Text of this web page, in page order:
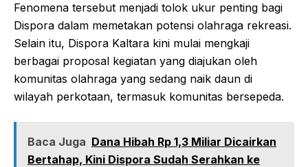
Fenomena tersebut menjadi tolok ukur penting bagi
Dispora dalam memetakan potensi olahraga rekreasi.
Selain itu, Dispora Kaltara kini mulai mengkaji
berbagai proposal kegiatan yang diajukan oleh
komunitas olahraga yang sedang naik daun di
wilayah perkotaan, termasuk komunitas bersepeda.
Baca Juga Dana Hibah Rp 1,3 Miliar Dicairkan
Bertahap, Kini Dispora Sudah Serahkan ke